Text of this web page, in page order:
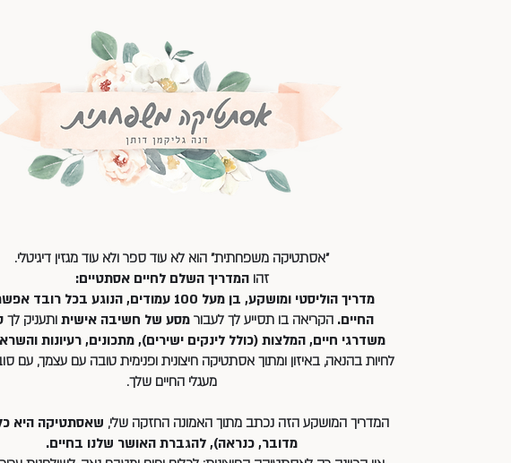
"אסתטיקה משפחתית" הוא לא עוד ספר ולא עוד מגזין דיגיטלי.
זהוהמדריך השלם לחיים אסתטיים:
מדריך הוליסטי ומושקע, בן מעל 100 עמודים, הנוגע בכל
החיים.הקריאה בו תסייע לך לעבורמסע של חשיבה אישית ותעניק לך
משדרגי חיים, המלצות (כולל לינקים ישירים), מתכונים, רעיונות
לחיות בהנאה, באיזון ומתוך אסתטיקה חיצונית ופנימית טובה עם עצמך, עם
מעגלי החיים שלך.
המדריך המושקע הזה נכתב מתוך האמונה החזקה שלי, שאסתטיקה היא
מדובר, כנראה), להגברת האושר שלנו בחיים.